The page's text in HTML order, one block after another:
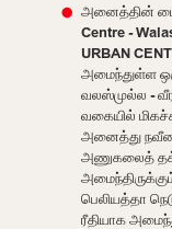
அனைத்தின்
Centre -
URBAN
அமைந்துள்ள
வலஸ்முல்ல -
வகையில்
அனைத்து நவீன
அணுகலைத்
பெலியத்தா
ரீதியாக